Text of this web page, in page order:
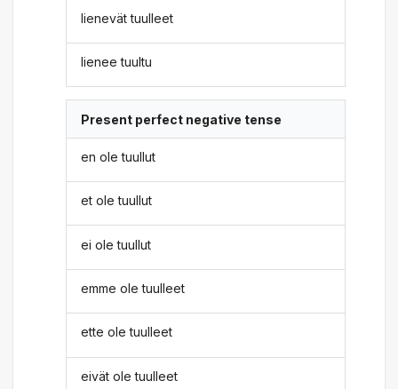
lienevät tuulleet
lienee tuultu
Present perfect negative tense
en ole tuullut
et ole tuullut
ei ole tuullut
emme ole tuulleet
ette ole tuulleet
eivät ole tuulleet